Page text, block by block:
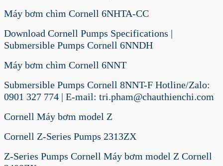
Máy bơm chìm Cornell 6NHTA-CC
Download Cornell Pumps Specifications |
Submersible Pumps Cornell 6NNDH
Máy bơm chìm Cornell 6NNT
Submersible Pumps Cornell 8NNT-F Hotline/Zalo:
0901 327 774 | E-mail: tri.pham@chauthienchi.com
Cornell Máy bơm model Z
Cornell Z-Series Pumps 2313ZX
Z-Series Pumps Cornell Máy bơm model Z Cornell